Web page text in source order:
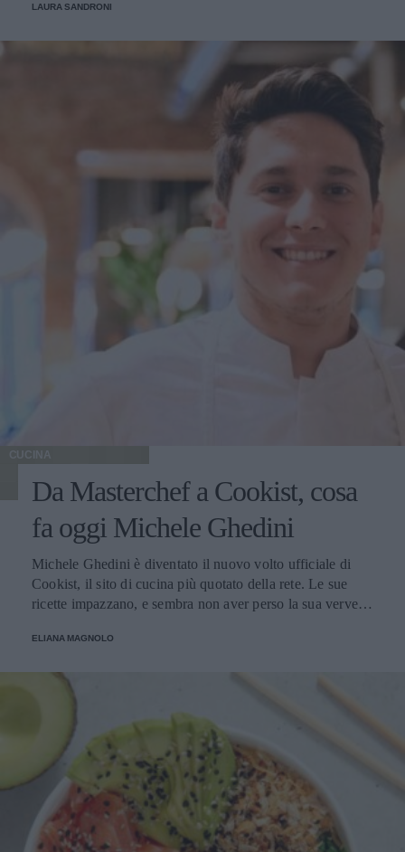
LAURA SANDRONI
CUCINA
Da Masterchef a Cookist, cosa
fa oggi Michele Ghedini
Michele Ghedini è diventato il nuovo volto ufficiale di
Cookist, il sito di cucina più quotato della rete. Le sue
ricette impazzano, e sembra non aver perso la sua verve
veramente stupendo.
ELIANA MAGNOLO